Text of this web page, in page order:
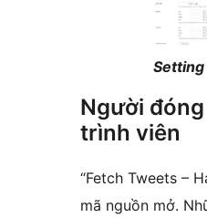
Setting
Người
trình viên
“Fetch Tweets –
mã nguồn mở.